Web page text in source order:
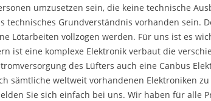
umzusetzen sein, die keine technische
technisches Grundverständnis vorhanden sein.
Lötarbeiten vollzogen werden. Für uns ist es
ist eine komplexe Elektronik verbaut die
des Lüfters auch eine Canbus
sämtliche weltweit vorhandenen Elektroniken
Sie sich einfach bei uns. Wir haben für alle